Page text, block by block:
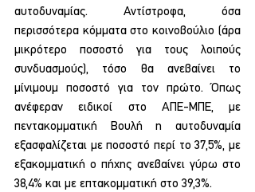
αυτοδυναμίας. Αντίστροφα, όσα
περισσότερα κόμματα στο κοινοβούλιο (άρα
μικρότερο ποσοστό για τους λοιπούς
συνδυασμούς), τόσο θα ανεβαίνει το
μίνιμουμ ποσοστό για τον πρώτο. Όπως
ανέφεραν ειδικοί στο ΑΠΕ-ΜΠΕ, με
πεντακομματική Βουλή η αυτοδυναμία
εξασφαλίζεται με ποσοστό περί το 37,5%, με
εξακομματική ο πήχης ανεβαίνει γύρω στο
38,4% και με επτακομματική στο 39,3%.